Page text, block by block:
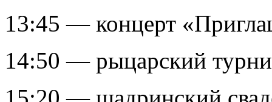
13:45 — концерт
14:50 — рыцарский